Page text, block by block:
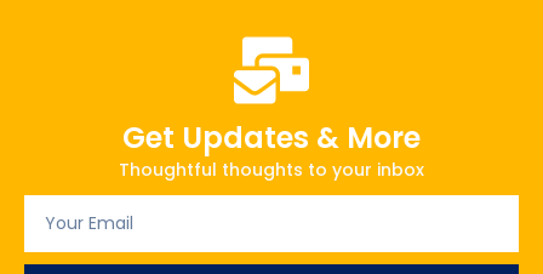
Get Updates & More
Thoughtful thoughts to your inbox